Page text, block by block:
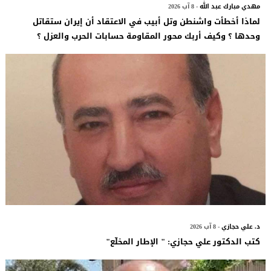
مهدي مبارك عبد الله- 8 آب 2026
لماذا أخطأت واشنطن وتل أبيب في الاعتقاد أن إيران ستقاتل
وحدها ؟ وكيف أربك محور المقاومة حسابات الحرب والعزل ؟
د. علي حجازي- 8 آب 2026
كتب الدكتور علي حجازي: " الإطار المخلّع"